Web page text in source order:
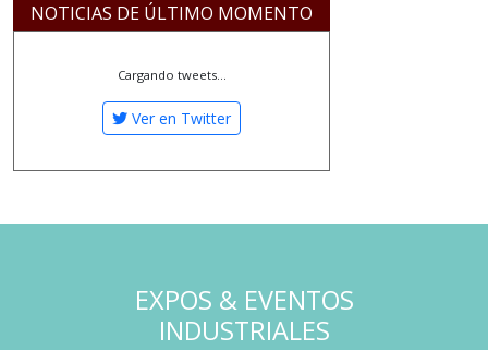
NOTICIAS DE ÚLTIMO MOMENTO
Cargando tweets...
Ver en Twitter
EXPOS & EVENTOS
INDUSTRIALES